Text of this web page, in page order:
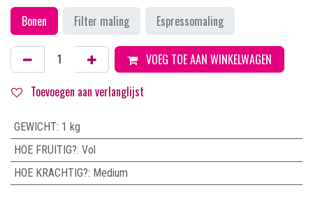
Bonen Filter maling Espressomaling
VOEG TOE AAN WINKELWAGEN
Toevoegen aan verlanglijst
GEWICHT: 1 kg
HOE FRUITIG?: Vol
HOE KRACHTIG?: Medium